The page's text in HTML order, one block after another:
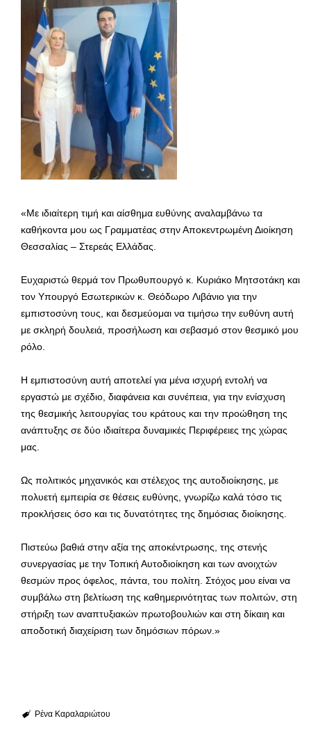
«Με ιδιαίτερη τιμή και αίσθημα ευθύνης αναλαμβάνω τα
καθήκοντα μου ως Γραμματέας στην Αποκεντρωμένη Διοίκηση
Θεσσαλίας – Στερεάς Ελλάδας.
Ευχαριστώ θερμά τον Πρωθυπουργό κ. Κυριάκο Μητσοτάκη και
τον Υπουργό Εσωτερικών κ. Θεόδωρο Λιβάνιο για την
εμπιστοσύνη τους, και δεσμεύομαι να τιμήσω την ευθύνη αυτή
με σκληρή δουλειά, προσήλωση και σεβασμό στον θεσμικό μου
ρόλο.
Η εμπιστοσύνη αυτή αποτελεί για μένα ισχυρή εντολή να
εργαστώ με σχέδιο, διαφάνεια και συνέπεια, για την ενίσχυση
της θεσμικής λειτουργίας του κράτους και την προώθηση της
ανάπτυξης σε δύο ιδιαίτερα δυναμικές Περιφέρειες της χώρας
μας.
Ως πολιτικός μηχανικός και στέλεχος της αυτοδιοίκησης, με
πολυετή εμπειρία σε θέσεις ευθύνης, γνωρίζω καλά τόσο τις
προκλήσεις όσο και τις δυνατότητες της δημόσιας διοίκησης.
Πιστεύω βαθιά στην αξία της αποκέντρωσης, της στενής
συνεργασίας με την Τοπική Αυτοδιοίκηση και των ανοιχτών
θεσμών προς όφελος, πάντα, του πολίτη. Στόχος μου είναι να
συμβάλω στη βελτίωση της καθημερινότητας των πολιτών, στη
στήριξη των αναπτυξιακών πρωτοβουλιών και στη δίκαιη και
αποδοτική διαχείριση των δημόσιων πόρων.»
Ρένα Καραλαριώτου